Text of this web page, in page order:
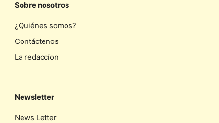
Sobre nosotros
¿Quiénes somos?
Contáctenos
La redaccíon
Newsletter
News Letter